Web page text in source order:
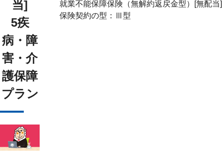
あんしん夢終身
終身保険
定期保険
家計保障・就業不能保障
家計保障定期保険ＮＥＯ
介護年金保険
あんしんねんきん介護
こども保険
5年ごと利差配当付こども保険
個人年金保険
個人年金保険
変額保険
保険料支払方法の変更
保険証券・控除証明書の発行・
行
変額保険・変額年金保険固有のお手
続き
ライフイベントごとのお手続き
急な資金が必要なとき
結婚するとき
海外渡航するとき
子どもが生まれるとき
転職・退職するとき
介護が必要になったとき
あんしん解体新書
CMギャラリー・キャラクター紹
保険用語集
東京海上ホールディングス
当]
5疾
病・障
害・介
護保障
プラン
就業不能保障保険（無解約返戻金型）[無配当]
保険契約の型：Ⅲ型